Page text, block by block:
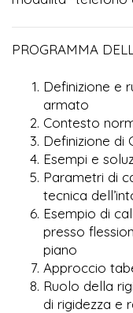
PROGRAMMA
Definizione e
armato
Contesto
Definizione di
Esempi e
Parametri di
tecnica
Esempio di
presso
piano
Approccio
Ruolo della
di rigidezza e